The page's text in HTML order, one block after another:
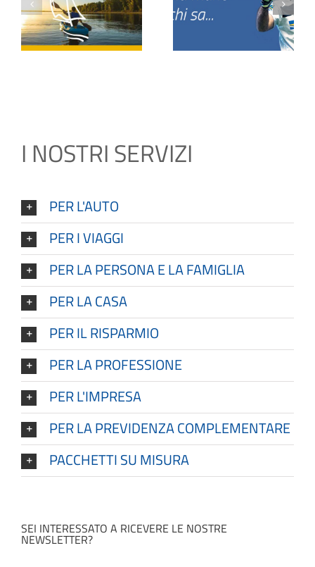
Realmente In
Salute
La Busta
Arancione
I NOSTRI SERVIZI
PER L'AUTO
PER I VIAGGI
PER LA PERSONA E LA FAMIGLIA
PER LA CASA
PER IL RISPARMIO
PER LA PROFESSIONE
PER L'IMPRESA
PER LA PREVIDENZA COMPLEMENTARE
PACCHETTI SU MISURA
SEI INTERESSATO A RICEVERE LE NOSTRE
NEWSLETTER?